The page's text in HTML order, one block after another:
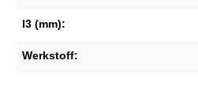
l3 (mm):
Werkstoff: